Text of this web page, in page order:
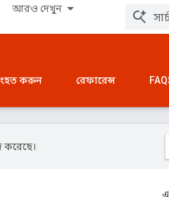
আরও দেখুন
করুন রেফারেন্স